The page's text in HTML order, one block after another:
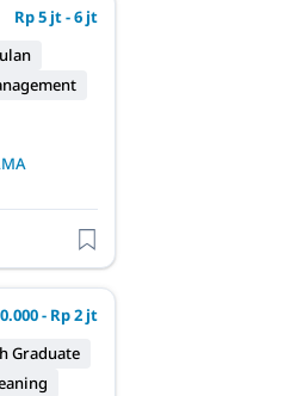
Rp 5 jt - 6 jt
- Rp 2 jt
Graduate